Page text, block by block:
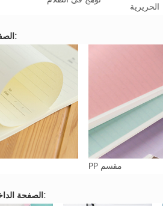
الحريرية
الصفحة الداخلية:
PP مقسم
الصفحة الداخلية الحرفية: